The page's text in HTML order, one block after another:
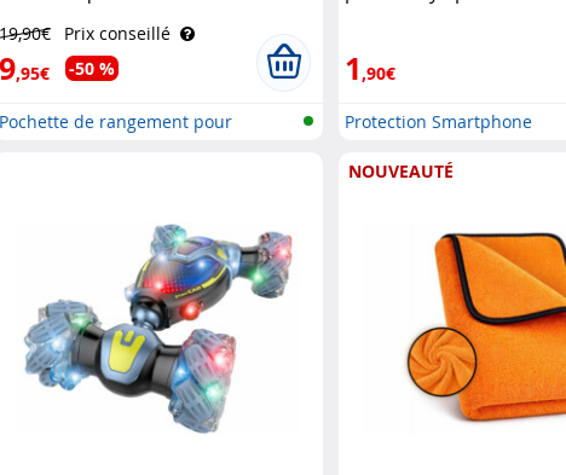
19,90€ Prix conseillé
9,95€ -50 %
Pochette de rangement pour
1,90€
Protection Smartphone
NOUVEAUTÉ